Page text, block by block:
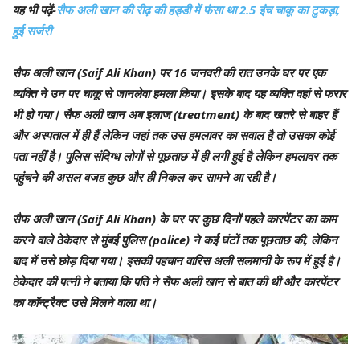
यह भी पढ़ें-सैफ अली खान की रीढ़ की हड्डी में फंसा था 2.5 इंच चाकू का टुकड़ा,
हुई सर्जरी
सैफ अली खान (Saif Ali Khan) पर 16 जनवरी की रात उनके घर पर एक
व्यक्ति ने उन पर चाकू से जानलेवा हमला किया। इसके बाद यह व्यक्ति वहां से फरार
भी हो गया। सैफ अली खान अब इलाज (treatment) के बाद खतरे से बाहर हैं
और अस्पताल में ही हैं लेकिन जहां तक उस हमलावर का सवाल है तो उसका कोई
पता नहीं है। पुलिस संदिग्ध लोगों से पूछताछ में ही लगी हुई है लेकिन हमलावर तक
पहुंचने की असल वजह कुछ और ही निकल कर सामने आ रही है।
सैफ अली खान (Saif Ali Khan) के घर पर कुछ दिनों पहले कारपेंटर का काम
करने वाले ठेकेदार से मुंबई पुलिस (police) ने कई घंटों तक पूछताछ की, लेकिन
बाद में उसे छोड़ दिया गया। इसकी पहचान वारिस अली सलमानी के रूप में हुई है।
ठेकेदार की पत्नी ने बताया कि पति ने सैफ अली खान से बात की थी और कारपेंटर
का कॉन्ट्रैक्ट उसे मिलने वाला था।